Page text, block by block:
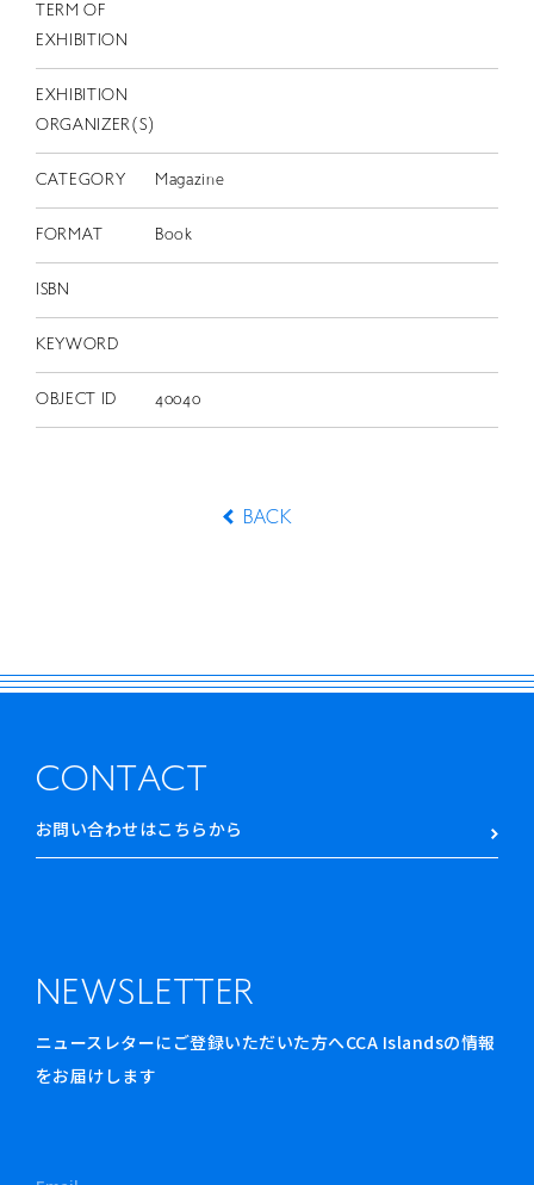
TERM OF
EXHIBITION
EXHIBITION
ORGANIZER(S)
CATEGORY Magazine
FORMAT Book
ISBN
KEYWORD
OBJECT ID 40040
BACK
CONTACT
お問い合わせはこちらから
NEWSLETTER
ニュースレターにご登録いただいた方へCCA Islandsの情報
をお届けします